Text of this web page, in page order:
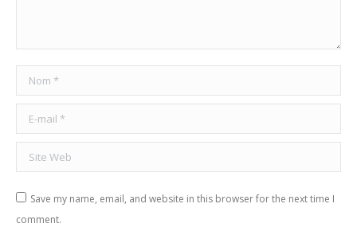
Nom *
E-mail *
Site Web
Save my name, email, and website in this browser for the next time I
comment.